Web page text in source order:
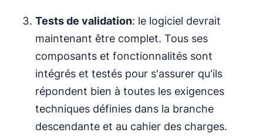
Tests de validation: le logiciel devrait
maintenant être complet. Tous ses
composants et fonctionnalités sont
intégrés et testés pour s'assurer qu'ils
répondent bien à toutes les exigences
techniques définies dans la branche
descendante et au cahier des charges.